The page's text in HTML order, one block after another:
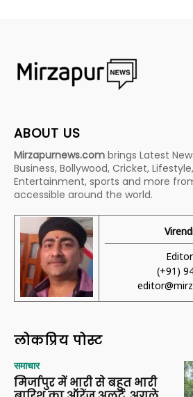
ABOUT US
Mirzapurnews.com brings Latest
Business, Bollywood, Cricket,
Entertainment, sports and more
accessible around the world.
(+91)
लोकप्रिय पोस्ट
समाचार
मिर्जापुर में भारी से बहुत भारी